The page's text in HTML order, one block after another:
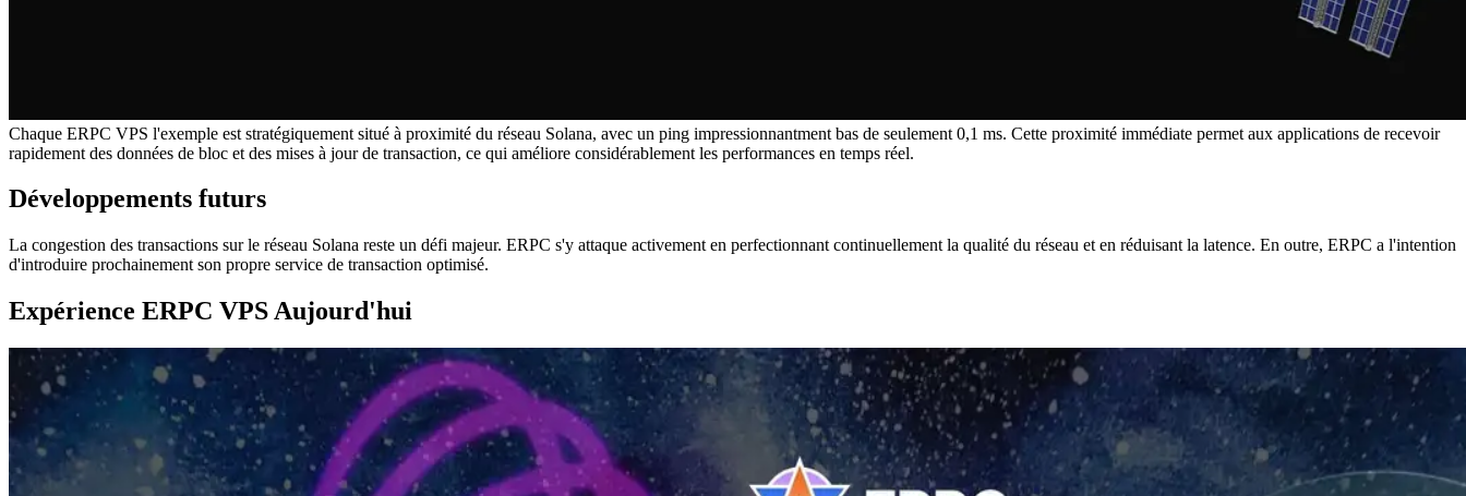
Chaque ERPC VPS l'exemple est stratégiquement situé à proximité du réseau Solana, avec un ping impressionnantment bas de seulement 0,1 ms. Cette proximité immédiate permet aux applications de recevoir
rapidement des données de bloc et des mises à jour de transaction, ce qui améliore considérablement les performances en temps réel.
Développements futurs
La congestion des transactions sur le réseau Solana reste un défi majeur. ERPC s'y attaque activement en perfectionnant continuellement la qualité du réseau et en réduisant la latence. En outre, ERPC a l'intention
d'introduire prochainement son propre service de transaction optimisé.
Expérience ERPC VPS Aujourd'hui